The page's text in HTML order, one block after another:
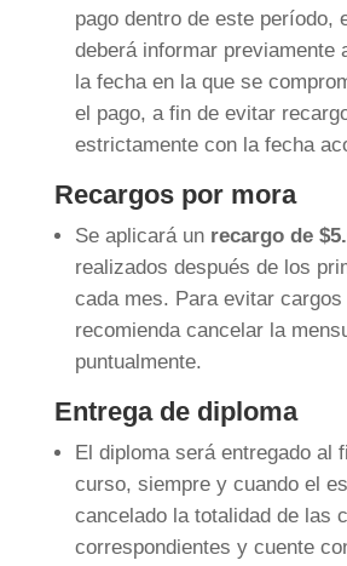
pago dentro de este período,
deberá informar previamente
la fecha en la que se
el pago, a fin de evitar
estrictamente con la fecha
Recargos por mora
Se aplicará un recargo de
realizados después de los
cada mes. Para evitar
recomienda cancelar la
puntualmente.
Entrega de diploma
El diploma será entregado al
curso, siempre y cuando el
cancelado la totalidad de las
correspondientes y cuente